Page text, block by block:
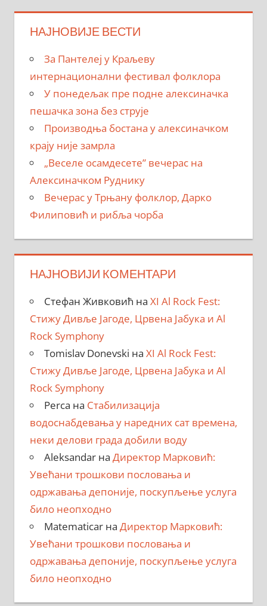
НАЈНОВИЈЕ ВЕСТИ
За Пантелеј у Краљеву
интернационални фестивал фолклора
У понедељак пре подне алексиначка
пешачка зона без струје
Производња бостана у алексиначком
крају није замрла
„Веселе осамдесете” вечерас на
Алексиначком Руднику
Вечерас у Трњану фолклор, Дарко
Филиповић и рибља чорба
НАЈНОВИЈИ КОМЕНТАРИ
Стефан Живковић на XI Al Rock Fest:
Стижу Дивље Јагоде, Црвена Јабука и Al
Rock Symphony
Tomislav Donevski на XI Al Rock Fest:
Стижу Дивље Јагоде, Црвена Јабука и Al
Rock Symphony
Perca на Стабилизација
водоснабдевања у наредних сат времена,
неки делови града добили воду
Aleksandarна Директор Марковић:
Увећани трошкови пословања и
одржавања депоније, поскупљење услуга
било неопходно
Matematicarна Директор Марковић:
Увећани трошкови пословања и
одржавања депоније, поскупљење услуга
било неопходно